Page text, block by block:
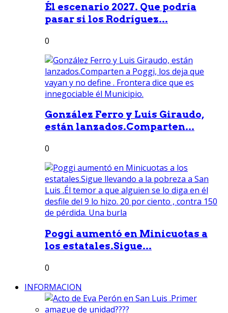
Él escenario 2027. Que podría
pasar si los Rodríguez...
0
González Ferro y Luis Giraudo,
están lanzados.Comparten...
0
Poggi aumentó en Minicuotas a
los estatales.Sigue...
0
INFORMACION